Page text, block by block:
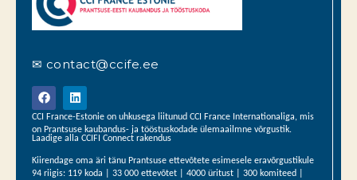
✉ contact@ccife.ee
CCI France-Estonie on uhkusega liitunud CCI France Internationaliga, mis
on Prantsuse kaubandus- ja tööstuskodade ülemaailmne võrgustik.
Laadige alla CCIFI Connect rakendus
Kiirendage oma äri tänu Prantsuse ettevõtete esimesele eravõrgustikule
94 riigis: 119 koda | 33 000 ettevõtet | 4000 üritust | 300 komiteed |